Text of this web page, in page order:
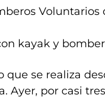
Voluntarios
kayak y
que se realiza
Ayer, por casi